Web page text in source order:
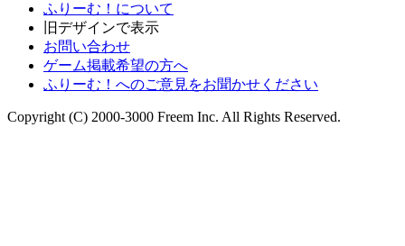
ふりーむ！について
旧デザインで表示
お問い合わせ
ゲーム掲載希望の方へ
ふりーむ！へのご意見をお聞かせください
Copyright (C) 2000-3000 Freem Inc. All Rights Reserved.